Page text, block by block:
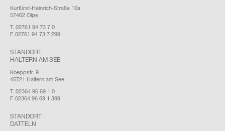
Kurfürst-Heinrich-Straße 10a
57462 Olpe
T. 02761 94 73 7 0
F. 02761 94 73 7 299
STANDORT
HALTERN AM SEE
Koeppstr. 9
45721 Haltern am See
T. 02364 96 69 1 0
F. 02364 96 69 1 399
STANDORT
DATTELN